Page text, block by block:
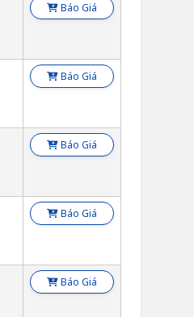
Báo Giá
Báo Giá
Báo Giá
Báo Giá
Báo Giá